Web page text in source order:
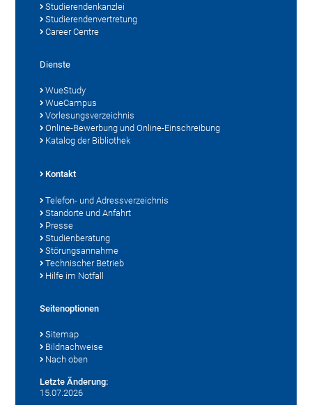
Studierendenkanzlei
Studierendenvertretung
Career Centre
Dienste
WueStudy
WueCampus
Vorlesungsverzeichnis
Online-Bewerbung und Online-Einschreibung
Katalog der Bibliothek
Kontakt
Telefon- und Adressverzeichnis
Standorte und Anfahrt
Presse
Studienberatung
Störungsannahme
Technischer Betrieb
Hilfe im Notfall
Seitenoptionen
Sitemap
Bildnachweise
Nach oben
Letzte Änderung:
15.07.2026